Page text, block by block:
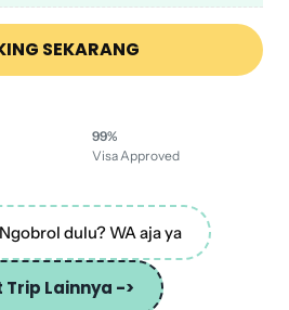
Airways
yang
telah
memiliki
Visa
SEKARANG
99%
Visa Approved
dulu? WA aja ya
Trip Lainnya ->